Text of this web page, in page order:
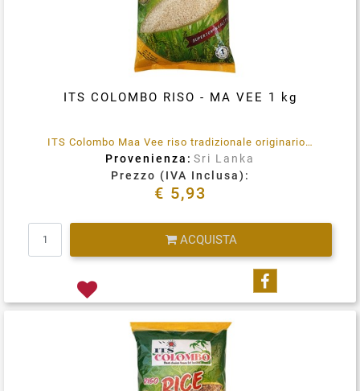
ITS COLOMBO RISO - MA VEE 1 kg
ITS Colombo Maa Vee riso tradizionale originario dello Sri Lanka.
Provenienza: Sri Lanka
Prezzo (IVA Inclusa):
€ 5,93
ACQUISTA
Condividi su